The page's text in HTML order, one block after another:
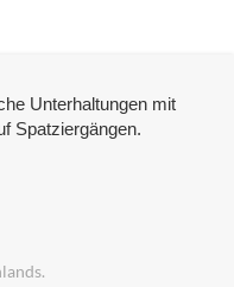
Unterhaltungen mit
Spatziergängen.